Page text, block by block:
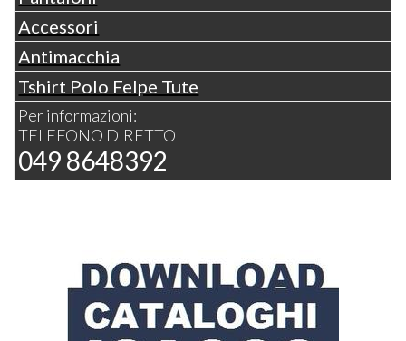
Accessori
Antimacchia
Tshirt Polo Felpe Tute
Per informazioni:
TELEFONO DIRETTO
049 8648392